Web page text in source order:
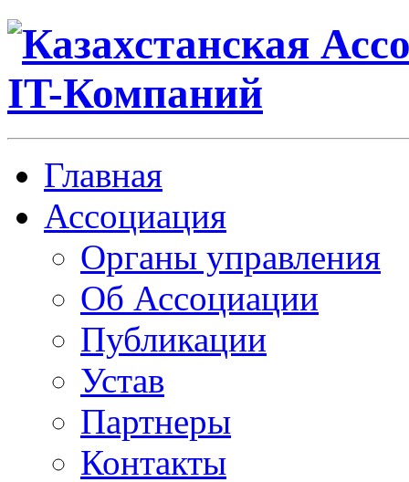
Главная
Ассоциация
Органы управления
Об Ассоциации
Публикации
Устав
Партнеры
Контакты